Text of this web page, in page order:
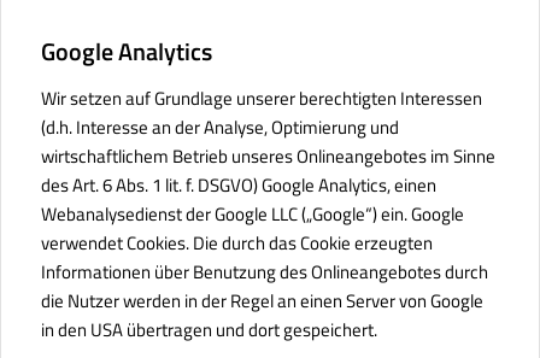
Google Analytics
Wir setzen auf Grundlage unserer berechtigten Interessen
(d.h. Interesse an der Analyse, Optimierung und
wirtschaftlichem Betrieb unseres Onlineangebotes im Sinne
des Art. 6 Abs. 1 lit. f. DSGVO) Google Analytics, einen
Webanalysedienst der Google LLC („Google“) ein. Google
verwendet Cookies. Die durch das Cookie erzeugten
Informationen über Benutzung des Onlineangebotes durch
die Nutzer werden in der Regel an einen Server von Google
in den USA übertragen und dort gespeichert.